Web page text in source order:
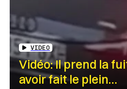
VIDEO
Vidéo: Il prend la
avoir fait le plein…